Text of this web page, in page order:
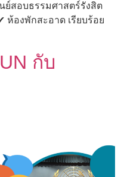
ย์สอบธรรมศาสตร์รังสิต
ห้องพักสะอาด เรียบร้อย
กับ